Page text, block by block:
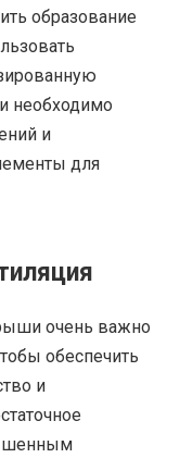
образование
необходимо
и
для
очень важно
обеспечить
и